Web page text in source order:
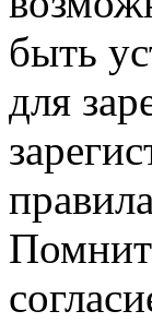
быть
для